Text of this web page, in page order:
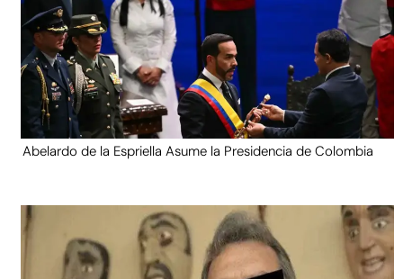
Abelardo de la Espriella Asume la Presidencia de Colombia